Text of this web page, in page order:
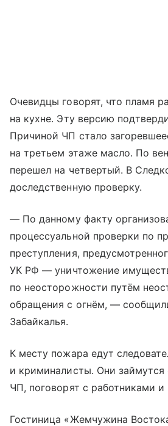
Очевидцы говорят, что пламя
на кухне. Эту версию
Причиной ЧП стало
на третьем этаже масло. По
перешел на четвертый. В
доследственную проверку.
— По данному факту
процессуальной проверки по
преступления,
УК РФ — уничтожение
по неосторожности путём
обращения с огнём, —
Забайкалья.
К месту пожара едут
и криминалисты. Они
ЧП, поговорят с работниками
Гостиница «Жемчужина